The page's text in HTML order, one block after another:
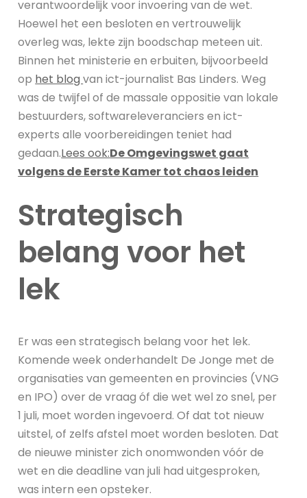
verantwoordelijk voor invoering van de wet.
Hoewel het een besloten en vertrouwelijk
overleg was, lekte zijn boodschap meteen uit.
Binnen het ministerie en erbuiten, bijvoorbeeld
op het blogvan ict-journalist Bas Linders. Weg
was de twijfel of de massale oppositie van lokale
bestuurders, softwareleveranciers en ict-
experts alle voorbereidingen teniet had
gedaan.Lees ook:De Omgevingswet gaat
volgens de Eerste Kamer tot chaos leiden
Strategisch
belang voor het
lek
Er was een strategisch belang voor het lek.
Komende week onderhandelt De Jonge met de
organisaties van gemeenten en provincies (VNG
en IPO) over de vraag óf die wet wel zo snel, per
1 juli, moet worden ingevoerd. Of dat tot nieuw
uitstel, of zelfs afstel moet worden besloten. Dat
de nieuwe minister zich onomwonden vóór de
wet en die deadline van juli had uitgesproken,
was intern een opsteker.